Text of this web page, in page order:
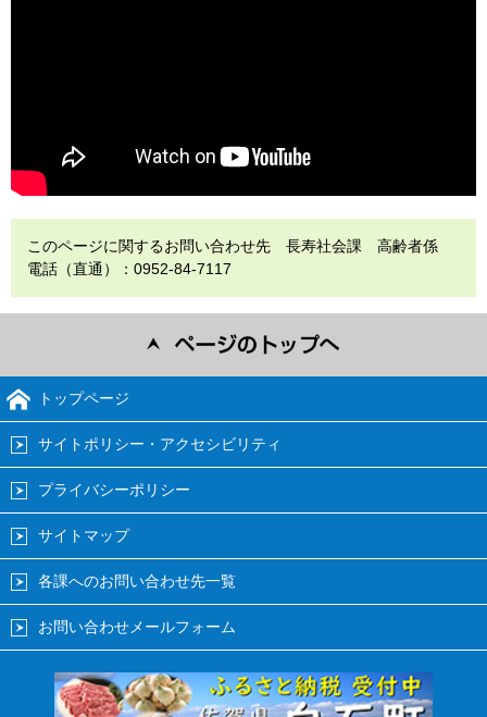
このページに関するお問い合わせ先 長寿社会課 高齢者係
電話（直通）：0952-84-7117
トップページ
サイトポリシー・アクセシビリティ
プライバシーポリシー
サイトマップ
各課へのお問い合わせ先一覧
お問い合わせメールフォーム